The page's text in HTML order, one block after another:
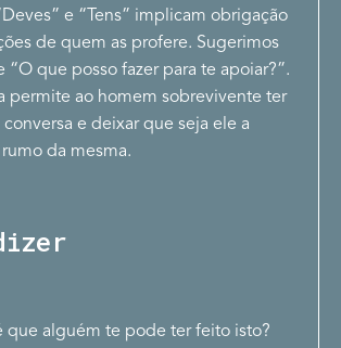
e “Tens” implicam obrigação
de quem as profere. Sugerimos
que posso fazer para te apoiar?”.
permite ao homem sobrevivente ter
e deixar que seja ele a
da mesma.
que alguém te pode ter feito isto?